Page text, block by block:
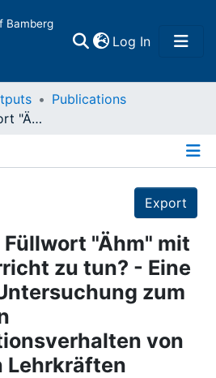
Bamberg
Log In(current)
Publications
Was hat das Füllwort "Ähm" mit gutem Unterricht zu tun? - Eine empirische Untersuchung zum paraverbalen Kommunikationsverhalten von angehenden Lehrkräften
Export
"Ähm" mit
zu tun? - Eine
zum
von
Lehrkräften